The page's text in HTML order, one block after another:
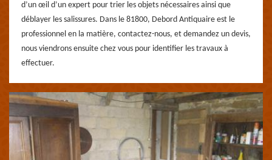
d’un œil d’un expert pour trier les objets nécessaires ainsi que
déblayer les salissures. Dans le 81800, Debord Antiquaire est le
professionnel en la matière, contactez-nous, et demandez un devis,
nous viendrons ensuite chez vous pour identifier les travaux à
effectuer.